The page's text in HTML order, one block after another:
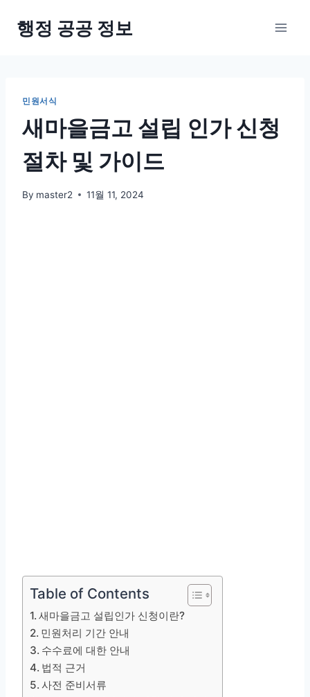
행정 공공 정보
민원서식
새마을금고 설립 인가 신청
절차 및 가이드
By master2 11월 11, 2024
Table of Contents
새마을금고 설립인가 신청이란?
민원처리 기간 안내
수수료에 대한 안내
법적 근거
사전 준비서류